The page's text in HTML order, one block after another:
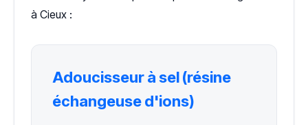
à Cieux :
Adoucisseur à sel (résine
échangeuse d'ions)